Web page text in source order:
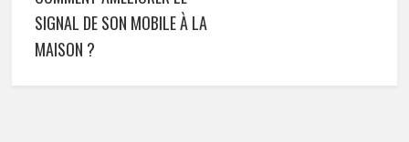
SIGNAL DE SON MOBILE À LA
MAISON ?